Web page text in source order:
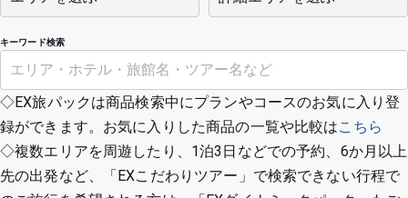
キーワード検索
◇EX旅パックは商品検索中にプランやコースのお気に入り登
録ができます。お気に入りした商品の一覧や比較はこちら
◇複数エリアを周遊したり、1泊3日などでの予約、6か月以上
先の出発など、「EXこだわりツアー」で検索できない行程で